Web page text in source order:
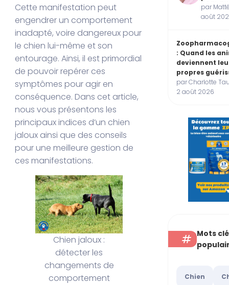
Cette manifestation peut
engendrer un comportement
inadapté, voire dangereux pour
le chien lui-même et son
entourage. Ainsi, il est primordial
de pouvoir repérer ces
symptômes pour agir en
conséquence. Dans cet article,
nous vous présentons les
principaux indices d’un chien
jaloux ainsi que des conseils
pour une meilleure gestion de
ces manifestations.
Chien jaloux :
détecter les
changements de
comportement
par
août
: Quand les
deviennent
propres
par Charlotte
2 août 2026
Mots
Chien